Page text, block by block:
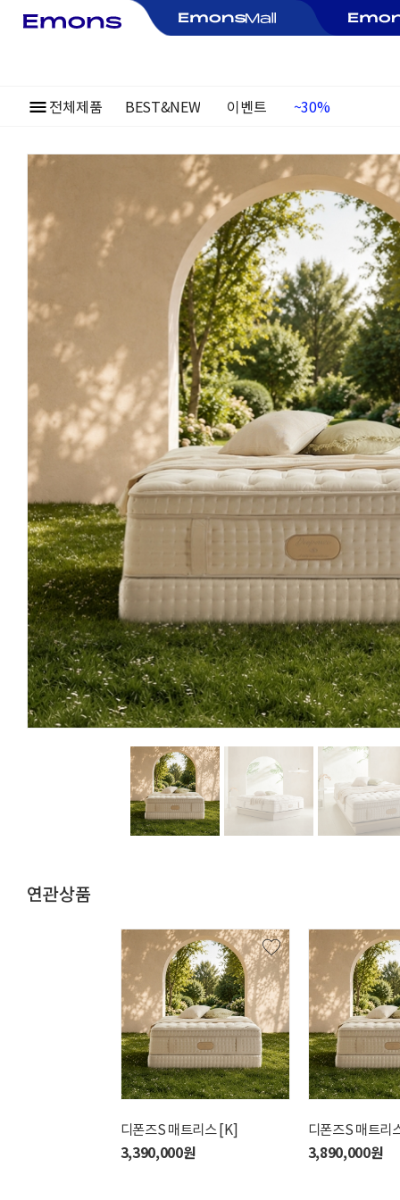
전체제품 BEST&NEW 이벤트
여름정기행사
연관상품
디폰즈S 매트리스 [K]
3,390,000원
디폰즈S 매트리
3,890,000원
3001 듀 [KK]
3,690,000원
필리아M 매트리스 [K]
2,590,000원